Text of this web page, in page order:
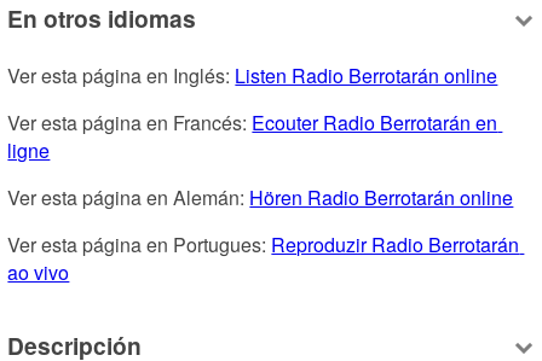
En otros idiomas
Ver esta página en Inglés: Listen Radio Berrotarán online
Ver esta página en Francés: Ecouter Radio Berrotarán en
ligne
Ver esta página en Alemán: Hören Radio Berrotarán online
Ver esta página en Portugues: Reproduzir Radio Berrotarán
ao vivo
Descripción